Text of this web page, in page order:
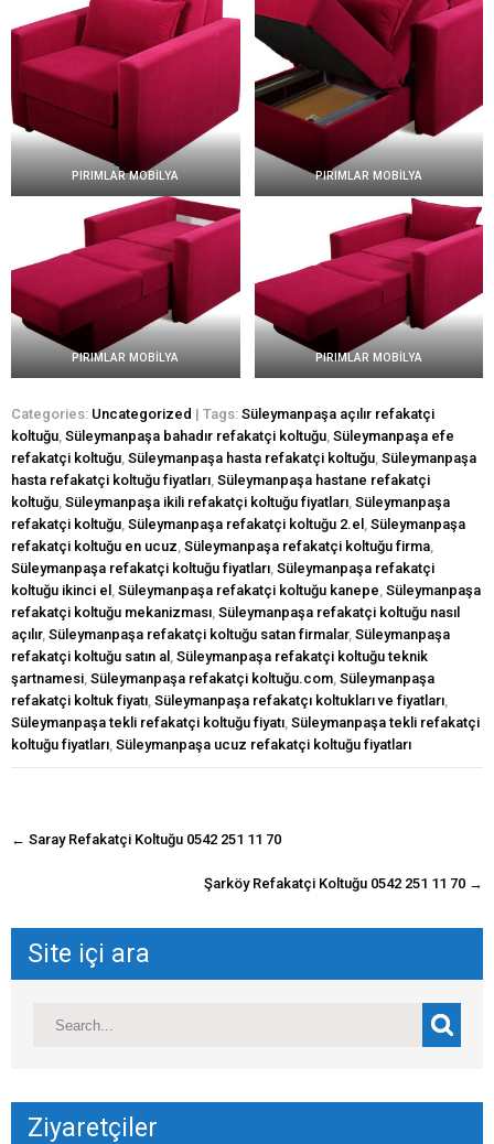
PIRIMLAR MOBİLYA PIRIMLAR MOBİLYA
PIRIMLAR MOBİLYA PIRIMLAR MOBİLYA
Categories: Uncategorized | Tags: Süleymanpaşa açılır refakatçi
koltuğu Süleymanpaşa bahadır refakatçi koltuğu Süleymanpaşa efe
refakatçi koltuğu Süleymanpaşa hasta refakatçi koltuğu Süleymanpaşa
hasta refakatçi koltuğu fiyatları Süleymanpaşa hastane refakatçi
koltuğu Süleymanpaşa ikili refakatçi koltuğu fiyatları Süleymanpaşa
refakatçi koltuğu Süleymanpaşa refakatçi koltuğu 2.el
Süleymanpaşa
refakatçi koltuğu en ucuz Süleymanpaşa refakatçi koltuğu firma
Süleymanpaşa refakatçi koltuğu fiyatları Süleymanpaşa refakatçi
koltuğu ikinci el
Süleymanpaşa refakatçi koltuğu kanepe Süleymanpaşa
refakatçi koltuğu mekanizması Süleymanpaşa refakatçi koltuğu nasıl
açılır, Süleymanpaşa refakatçi koltuğu satan firmalar, Süleymanpaşa
refakatçi koltuğu satın al Süleymanpaşa refakatçi koltuğu teknik
şartnamesi Süleymanpaşa refakatçi koltuğu.com Süleymanpaşa
refakatçi koltuk fiyatı Süleymanpaşa refakatçı koltukları ve fiyatları
Süleymanpaşa tekli refakatçi koltuğu fiyatı Süleymanpaşa tekli refakatçi
koltuğu fiyatları Süleymanpaşa ucuz refakatçi koltuğu fiyatları
navigasyon
← Saray Refakatçi Koltuğu 0542 251 11 70
Şarköy Refakatçi Koltuğu 0542 251 11 70 →
Site içi ara
Ziyaretçiler